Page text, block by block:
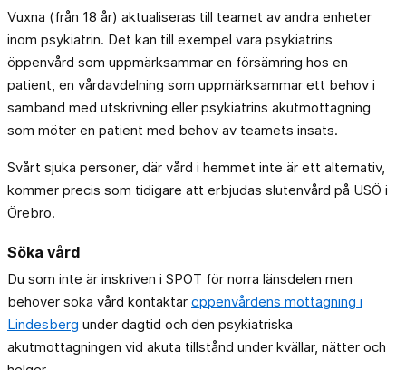
Vuxna (från 18 år) aktualiseras till teamet av andra enheter
inom psykiatrin. Det kan till exempel vara psykiatrins
öppenvård som uppmärksammar en försämring hos en
patient, en vårdavdelning som uppmärksammar ett behov i
samband med utskrivning eller psykiatrins akutmottagning
som möter en patient med behov av teamets insats.
Svårt sjuka personer, där vård i hemmet inte är ett alternativ,
kommer precis som tidigare att erbjudas slutenvård på USÖ i
Örebro.
Söka vård
Du som inte är inskriven i SPOT för norra länsdelen men
behöver söka vård kontaktar öppenvårdens mottagning i
Lindesberg under dagtid och den psykiatriska
akutmottagningen vid akuta tillstånd under kvällar, nätter och